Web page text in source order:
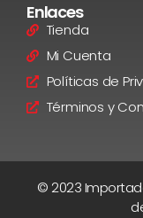
Enlaces
Tienda
Mi Cuenta
Políticas de
Términos y
© 2023